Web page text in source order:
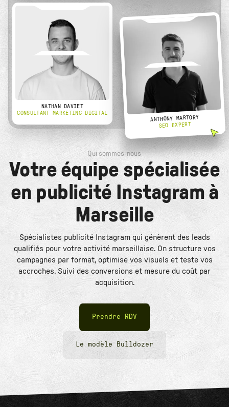
NATHAN DAVIET
CONSULTANT MARKETING DIGITAL
ANTHONY MARTORY
SEO EXPERT
Qui sommes-nous
Votre équipe spécialisée
en publicité Instagram à
Marseille
Spécialistes publicité Instagram qui génèrent des leads
qualifiés pour votre activité marseillaise. On structure vos
campagnes par format, optimise vos visuels et teste vos
accroches. Suivi des conversions et mesure du coût par
acquisition.
Prendre RDV
Le modèle Bulldozer